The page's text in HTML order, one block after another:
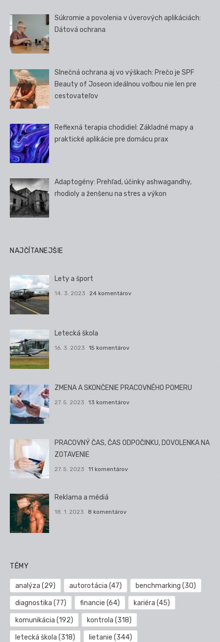
Súkromie a povolenia v úverových aplikáciách:
Dátová ochrana
Slnečná ochrana aj vo výškach: Prečo je SPF
Beauty of Joseon ideálnou voľbou nie len pre
cestovateľov
Reflexná terapia chodidiel: Základné mapy a
praktické aplikácie pre domácu prax
Adaptogény: Prehľad, účinky ashwagandhy,
rhodioly a ženšenu na stres a výkon
NAJČÍTANEJŠIE
Lety a šport
14. 3. 2023 24 komentárov
Letecká škola
16. 3. 2023 15 komentárov
ZMENA A SKONČENIE PRACOVNÉHO POMERU
27. 5. 2023 13 komentárov
PRACOVNÝ ČAS, ČAS ODPOČINKU, DOVOLENKA NA
ZOTAVENIE
27. 5. 2023 11 komentárov
Reklama a médiá
18. 1. 2023 8 komentárov
TÉMY
analýza (29) autorotácia (47) benchmarking (30)
diagnostika (77) financie (64) kariéra (45)
komunikácia (192) kontrola (318)
letecká škola (318) lietanie (344)